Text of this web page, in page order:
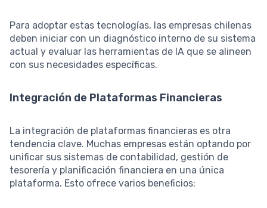
Para adoptar estas tecnologías, las empresas chilenas
deben iniciar con un diagnóstico interno de su sistema
actual y evaluar las herramientas de IA que se alineen
con sus necesidades específicas.
Integración de Plataformas Financieras
La integración de plataformas financieras es otra
tendencia clave. Muchas empresas están optando por
unificar sus sistemas de contabilidad, gestión de
tesorería y planificación financiera en una única
plataforma. Esto ofrece varios beneficios: